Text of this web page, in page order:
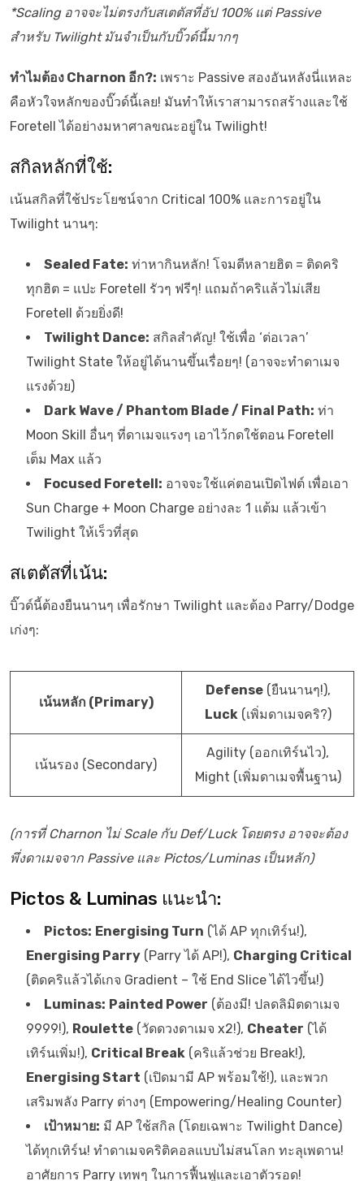
*Scaling อาจจะไม่ตรงกับสเตตัสที่อัป 100% แต่ Passive
สำหรับ Twilight มันจำเป็นกับบิ๊วด์นี้มากๆ
ทำไมต้อง Charnon อีก?: เพราะ Passive สองอันหลังนี่แหละ
คือหัวใจหลักของบิ๊วด์นี้เลย! มันทำให้เราสามารถสร้างและใช้
Foretell ได้อย่างมหาศาลขณะอยู่ใน Twilight!
สกิลหลักที่ใช้:
เน้นสกิลที่ใช้ประโยชน์จาก Critical 100% และการอยู่ใน
Twilight นานๆ:
Sealed Fate: ท่าหากินหลัก! โจมตีหลายฮิต = ติดคริ
ทุกฮิต = แปะ Foretell รัวๆ ฟรีๆ! แถมถ้าคริแล้วไม่เสีย
Foretell ด้วยยิ่งดี!
Twilight Dance: สกิลสำคัญ! ใช้เพื่อ ‘ต่อเวลา’
Twilight State ให้อยู่ได้นานขึ้นเรื่อยๆ! (อาจจะทำดาเมจ
แรงด้วย)
Dark Wave / Phantom Blade / Final Path: ท่า
Moon Skill อื่นๆ ที่ดาเมจแรงๆ เอาไว้กดใช้ตอน Foretell
เต็ม Max แล้ว
Focused Foretell: อาจจะใช้แค่ตอนเปิดไฟต์ เพื่อเอา
Sun Charge + Moon Charge อย่างละ 1 แต้ม แล้วเข้า
Twilight ให้เร็วที่สุด
สเตตัสที่เน้น:
บิ๊วด์นี้ต้องยืนนานๆ เพื่อรักษา Twilight และต้อง Parry/Dodge
เก่งๆ:
เน้นหลัก (Primary)
Defense(ยืนนานๆ!),
Luck(เพิ่มดาเมจคริ?)
เน้นรอง (Secondary)
Agility (ออกเทิร์นไว),
Might (เพิ่มดาเมจพื้นฐาน)
(การที่ Charnon ไม่ Scale กับ Def/Luck โดยตรง อาจจะต้อง
พึ่งดาเมจจาก Passive และ Pictos/Luminas เป็นหลัก)
Pictos & Luminas แนะนำ:
Pictos: Energising Turn (ได้ AP ทุกเทิร์น!),
Energising Parry (Parry ได้ AP!), Charging Critical
(ติดคริแล้วได้เกจ Gradient – ใช้ End Slice ได้ไวขึ้น!)
Luminas: Painted Power (ต้องมี! ปลดลิมิตดาเมจ
9999!), Roulette (วัดดวงดาเมจ x2!), Cheater (ได้
เทิร์นเพิ่ม!), Critical Break (คริแล้วช่วย Break!),
Energising Start (เปิดมามี AP พร้อมใช้!), และพวก
เสริมพลัง Parry ต่างๆ (Empowering/Healing Counter)
เป้าหมาย: มี AP ใช้สกิล (โดยเฉพาะ Twilight Dance)
ได้ทุกเทิร์น! ทำดาเมจคริติคอลแบบไม่สนโลก ทะลุเพดาน!
อาศัยการ Parry เทพๆ ในการฟื้นฟูและเอาตัวรอด!